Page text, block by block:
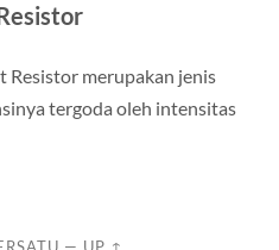
Resistor merupakan jenis
tergoda oleh intensitas